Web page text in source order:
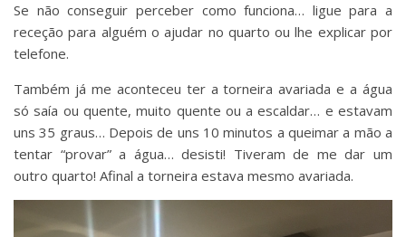
Se não conseguir perceber como funciona… ligue para a
receção para alguém o ajudar no quarto ou lhe explicar por
telefone.
Também já me aconteceu ter a torneira avariada e a água
só saía ou quente, muito quente ou a escaldar… e estavam
uns 35 graus… Depois de uns 10 minutos a queimar a mão a
tentar “provar” a água… desisti! Tiveram de me dar um
outro quarto! Afinal a torneira estava mesmo avariada.